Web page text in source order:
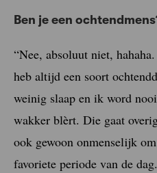
Ben je een
“Nee, absoluut niet,
heb altijd een soort
weinig slaap en ik word
wakker blèrt. Die gaat
ook gewoon onmenselijk
favoriete periode van de